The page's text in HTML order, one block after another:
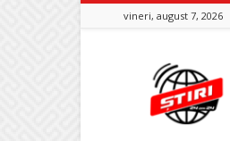
vineri, august 7, 2026
Baia
Mare
24